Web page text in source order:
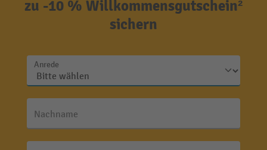
zu -10 % Willkommensgutschein²
sichern
Anrede
Nachname